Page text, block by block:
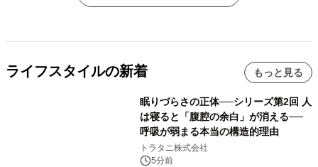
ライフスタイルの新着 もっと見る
眠りづらさの正体──シリーズ第2回 人
は寝ると「腹腔の余白」が消える──
呼吸が弱まる本当の構造的理由
トラタニ株式会社
5分前